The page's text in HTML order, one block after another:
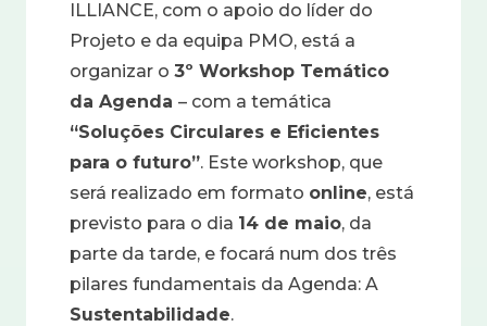
ILLIANCE, com o apoio do líder do
Projeto e da equipa PMO, está a
organizar o 3º Workshop Temático
da Agenda – com a temática
“Soluções Circulares e Eficientes
para o futuro”. Este workshop, que
será realizado em formato online, está
previsto para o dia 14 de maio, da
parte da tarde, e focará num dos três
pilares fundamentais da Agenda: A
Sustentabilidade.